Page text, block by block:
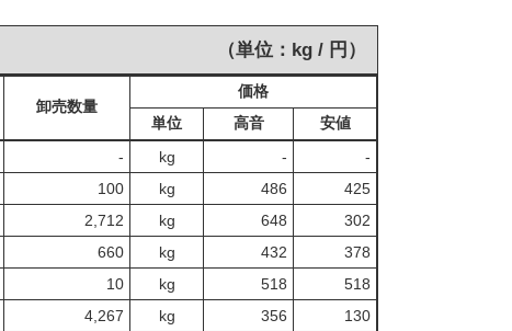
（単位：kg / 円）
卸売数量
価格
単位
高音
安値
‐ kg -
‐
100 kg 486
425
2,712 kg 648
302
660 kg 432
378
10 kg 518
518
4,267 kg 356
130